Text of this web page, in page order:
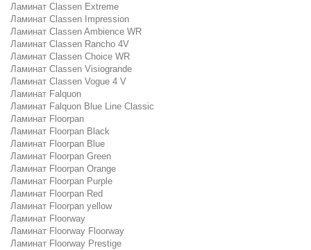
Ламинат Classen Extreme
Ламинат Classen Impression
Ламинат Classen Ambience WR
Ламинат Classen Rancho 4V
Ламинат Classen Choice WR
Ламинат Classen Visiogrande
Ламинат Classen Vogue 4 V
Ламинат Falquon
Ламинат Falquon Blue Line Classic
Ламинат Floorpan
Ламинат Floorpan Black
Ламинат Floorpan Blue
Ламинат Floorpan Green
Ламинат Floorpan Orange
Ламинат Floorpan Purple
Ламинат Floorpan Red
Ламинат Floorpan yellow
Ламинат Floorway
Ламинат Floorway Floorway
Ламинат Floorway Prestige